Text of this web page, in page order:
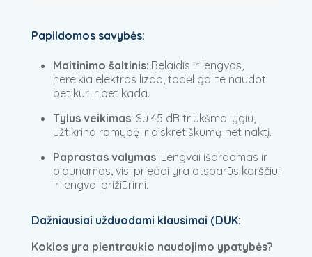
Papildomos savybės:
Maitinimo šaltinis: Belaidis ir lengvas,
nereikia elektros lizdo, todėl galite naudoti
bet kur ir bet kada.
Tylus veikimas: Su 45 dB triukšmo lygiu,
užtikrina ramybę ir diskretiškumą net naktį.
Paprastas valymas: Lengvai išardomas ir
plaunamas, visi priedai yra atsparūs karščiui
ir lengvai prižiūrimi.
Dažniausiai užduodami klausimai (DUK:
Kokios yra pientraukio naudojimo ypatybės?